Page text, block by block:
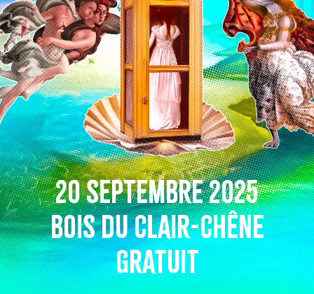
20 SEPTEMBRE 2025
BOIS DU CLAIR-CHÊNE
GRATUIT